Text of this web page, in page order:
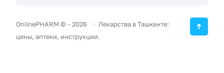
OnlinePHARM © -2026
Лекарства в Ташкенте:
цены, аптеки, инструкции.